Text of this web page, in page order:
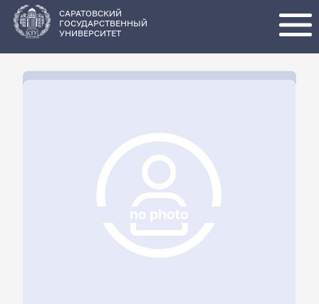
основному
содержанию
САРАТОВСКИЙ
ГОСУДАРСТВЕННЫЙ
УНИВЕРСИТЕТ